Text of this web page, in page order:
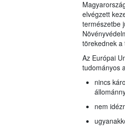
elvégzett
természetbe
törekednek a
Az Európai
tudományos
nincs
nem